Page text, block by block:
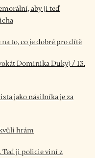
aby ji teď
to, co je dobré pro dítě
Dominika Duky) / 13.
jako násilníka je za
hrám
Teď ji policie viní z